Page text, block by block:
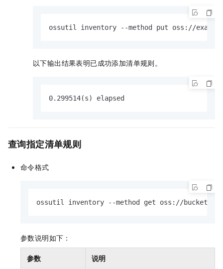
ossutil inventory --method put oss://
以下输出结果表明已成功添加清单规则。
0.299514(s) elapsed
查询指定清单规则
命令格式
ossutil inventory --method get oss://
参数说明如下：
参数 说明